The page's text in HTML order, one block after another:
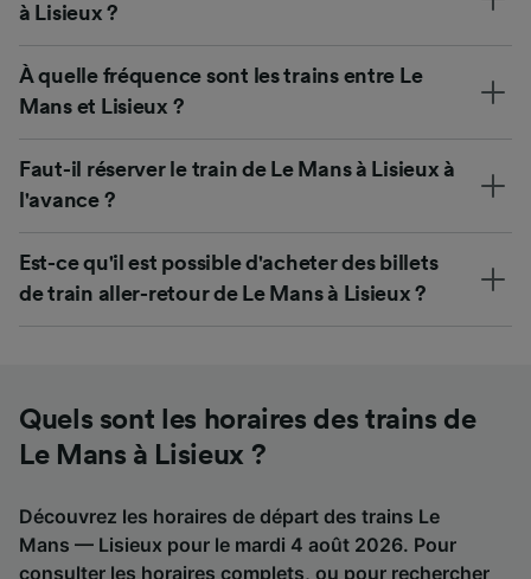
à Lisieux ?
À quelle fréquence sont les trains entre Le
Mans et Lisieux ?
Faut-il réserver le train de Le Mans à Lisieux à
l'avance ?
Est-ce qu'il est possible d'acheter des billets
de train aller-retour de Le Mans à Lisieux ?
Quels sont les horaires des trains de
Le Mans à Lisieux ?
Découvrez les horaires de départ des trains Le
Mans — Lisieux pour le mardi 4 août 2026. Pour
consulter les horaires complets, ou pour rechercher